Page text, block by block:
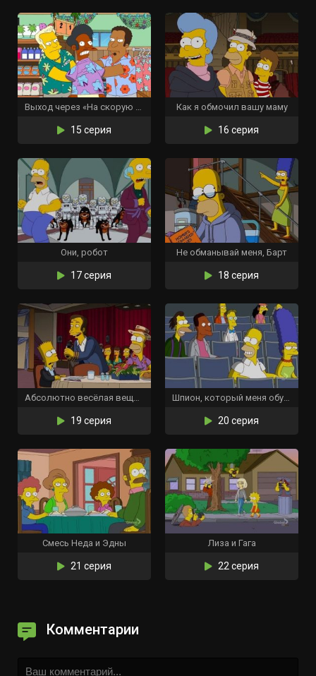
Выход через «На скорую руку»
15 серия
Как я обмочил вашу маму
16 серия
Они, робот
17 серия
Не обманывай меня, Барт
18 серия
Абсолютно весёлая вещь, которую Барт больше никогда не сделает
19 серия
Шпион, который меня обучил
20 серия
Смесь Неда и Эдны
21 серия
Лиза и Гага
22 серия
Комментарии